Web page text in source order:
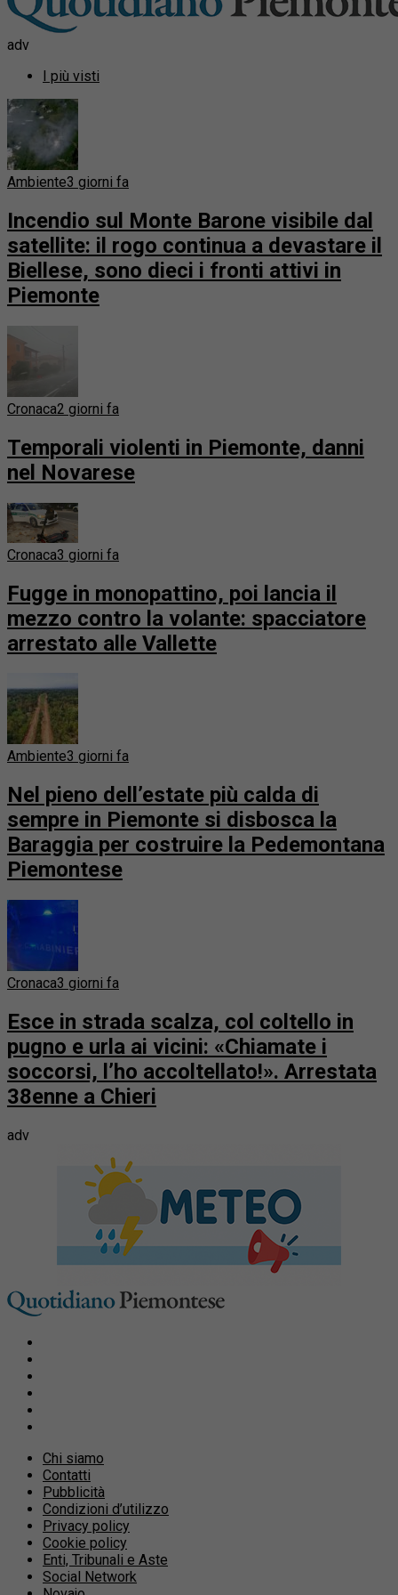
adv
I più visti
Ambiente3 giorni fa
Incendio sul Monte Barone visibile dal
satellite: il rogo continua a devastare il
Biellese, sono dieci i fronti attivi in
Piemonte
Cronaca2 giorni fa
Temporali violenti in Piemonte, danni
nel Novarese
Cronaca3 giorni fa
Fugge in monopattino, poi lancia il
mezzo contro la volante: spacciatore
arrestato alle Vallette
Ambiente3 giorni fa
Nel pieno dell’estate più calda di
sempre in Piemonte si disbosca la
Baraggia per costruire la Pedemontana
Piemontese
Cronaca3 giorni fa
Esce in strada scalza, col coltello in
pugno e urla ai vicini: «Chiamate i
soccorsi, l’ho accoltellato!». Arrestata
38enne a Chieri
adv
Chi siamo
Contatti
Pubblicità
Condizioni d’utilizzo
Privacy policy
Cookie policy
Enti, Tribunali e Aste
Social Network